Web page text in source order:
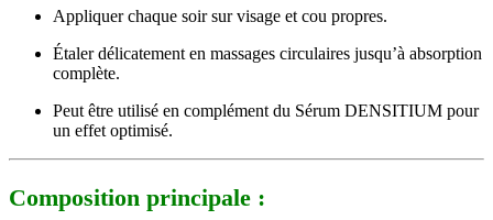
Appliquer chaque soir sur visage et cou propres.
Étaler délicatement en massages circulaires jusqu’à absorption
complète.
Peut être utilisé en complément du Sérum DENSITIUM pour
un effet optimisé.
Composition principale :